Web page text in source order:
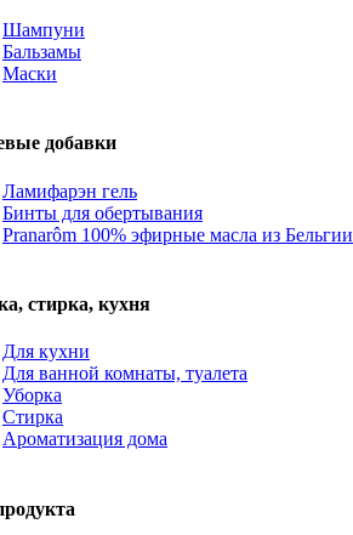
Шампуни
Бальзамы
Маски
добавки
Ламифарэн гель
Бинты для обертывания
Pranarôm 100% эфирные масла из Бельгии
стирка, кухня
Для кухни
Для ванной комнаты, туалета
Уборка
Стирка
Ароматизация дома